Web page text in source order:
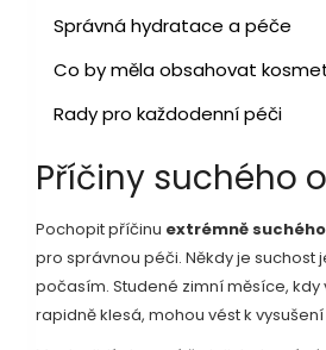
Správná hydratace a péče
Co by měla obsahovat
Rady pro každodenní péči
Příčiny suchého
Pochopit příčinu extrémně
pro správnou péči. Někdy je
počasím. Studené zimní měsíce, kdy
rapidně klesá, mohou vést k